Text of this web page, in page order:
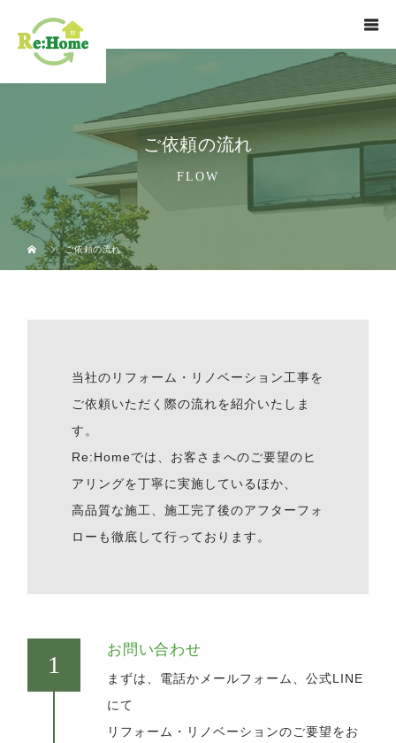
ご依頼の流れ
FLOW
ご依頼の流れ
当社のリフォーム・リノベーション工事を
ご依頼いただく際の流れを紹介いたしま
す。
Re:Homeでは、お客さまへのご要望のヒ
アリングを丁寧に実施しているほか、
高品質な施工、施工完了後のアフターフォ
ローも徹底して行っております。
お問い合わせ
まずは、電話かメールフォーム、公式LINE
にて
リフォーム・リノベーションのご要望をお